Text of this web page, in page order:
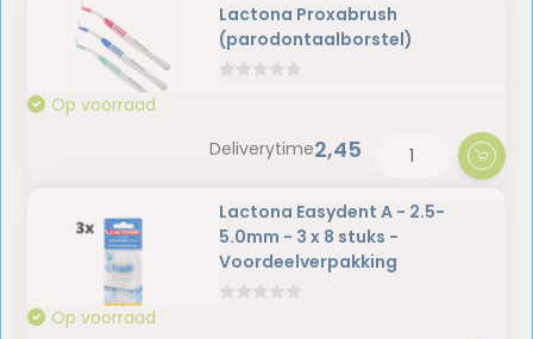
Lactona Proxabrush
(parodontaalborstel)
Op voorraad
Deliverytime2,45
Lactona Easydent A - 2.5-
5.0mm - 3 x 8 stuks -
Voordeelverpakking
Op voorraad